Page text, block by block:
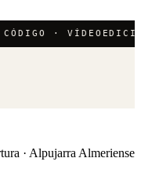
· VÍDEO EDICIÓN
· Alpujarra Almeriense